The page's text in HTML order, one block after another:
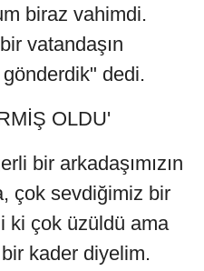
biraz vahimdi.
vatandaşın
dedi.
OLDU'
bir arkadaşımızın
çok sevdiğimiz bir
ki çok üzüldü ama
kader diyelim.